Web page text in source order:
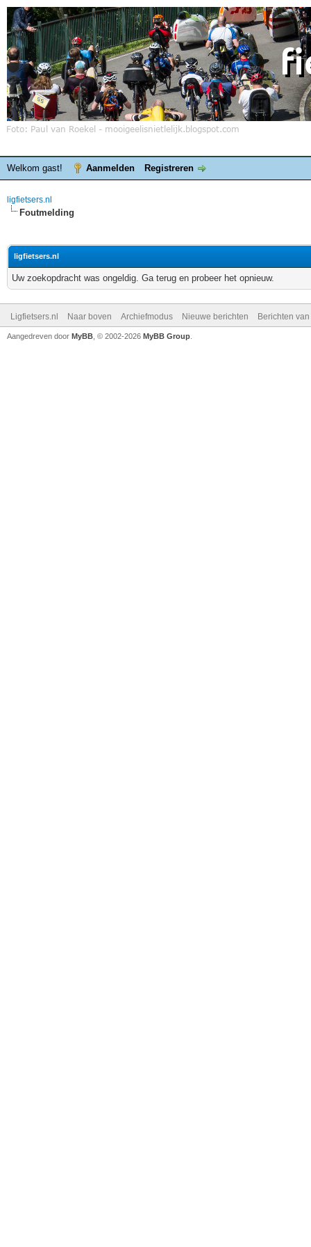
Welkom gast! Aanmelden Registreren
ligfietsers.nl
Foutmelding
ligfietsers.nl
Uw zoekopdracht was ongeldig. Ga terug en probeer het opnieuw.
Ligfietsers.nl Naar boven Archiefmodus Nieuwe berichten Berichten
Aangedreven door MyBB , © 2002-2026 MyBB Group